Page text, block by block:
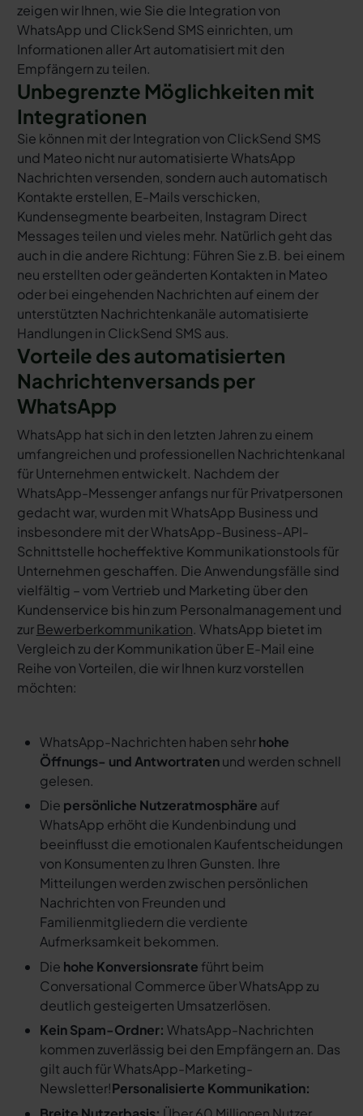
zeigen wir Ihnen, wie Sie die Integration von
WhatsApp und ClickSend SMS einrichten, um
Informationen aller Art automatisiert mit den
Empfängern zu teilen.
Unbegrenzte Möglichkeiten mit
Integrationen
Sie können mit der Integration von ClickSend SMS
und Mateo nicht nur automatisierte WhatsApp
Nachrichten versenden, sondern auch automatisch
Kontakte erstellen, E-Mails verschicken,
Kundensegmente bearbeiten, Instagram Direct
Messages teilen und vieles mehr. Natürlich geht das
auch in die andere Richtung: Führen Sie z.B. bei einem
neu erstellten oder geänderten Kontakten in Mateo
oder bei eingehenden Nachrichten auf einem der
unterstützten Nachrichtenkanäle automatisierte
Handlungen in ClickSend SMS aus.
Vorteile des automatisierten
Nachrichtenversands per
WhatsApp
WhatsApp hat sich in den letzten Jahren zu einem
umfangreichen und professionellen Nachrichtenkanal
für Unternehmen entwickelt. Nachdem der
WhatsApp-Messenger anfangs nur für Privatpersonen
gedacht war, wurden mit WhatsApp Business und
insbesondere mit der WhatsApp-Business-API-
Schnittstelle hocheffektive Kommunikationstools für
Unternehmen geschaffen. Die Anwendungsfälle sind
vielfältig – vom Vertrieb und Marketing über den
Kundenservice bis hin zum Personalmanagement und
zurBewerberkommunikation. WhatsApp bietet im
Vergleich zu der Kommunikation über E-Mail eine
Reihe von Vorteilen, die wir Ihnen kurz vorstellen
möchten:
WhatsApp-Nachrichten haben sehrhohe
Öffnungs- und Antwortratenund werden schnell
gelesen.
Die persönliche Nutzeratmosphäre auf
WhatsApp erhöht die Kundenbindung und
beeinflusst die emotionalen Kaufentscheidungen
von Konsumenten zu Ihren Gunsten. Ihre
Mitteilungen werden zwischen persönlichen
Nachrichten von Freunden und
Familienmitgliedern die verdiente
Aufmerksamkeit bekommen.
Die hohe Konversionsrate führt beim
Conversational Commerce über WhatsApp zu
deutlich gesteigerten Umsatzerlösen.
Kein Spam-Ordner: WhatsApp-Nachrichten
kommen zuverlässig bei den Empfängern an. Das
gilt auch für WhatsApp-Marketing-
Newsletter!Personalisierte Kommunikation: